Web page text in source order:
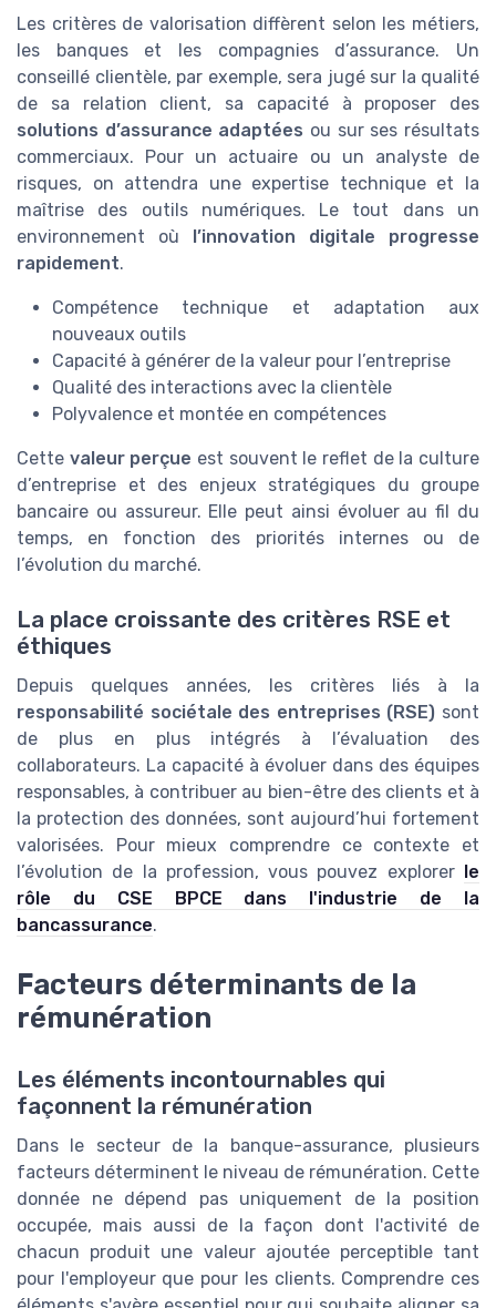
Les critères de valorisation diffèrent selon les métiers,
les banques et les compagnies d’assurance. Un
conseillé clientèle, par exemple, sera jugé sur la qualité
de sa relation client, sa capacité à proposer des
solutions d’assurance adaptées ou sur ses résultats
commerciaux. Pour un actuaire ou un analyste de
risques, on attendra une expertise technique et la
maîtrise des outils numériques. Le tout dans un
environnement où
l’innovation digitale progresse
rapidement.
Compétence technique et adaptation aux
nouveaux outils
Capacité à générer de la valeur pour l’entreprise
Qualité des interactions avec la clientèle
Polyvalence et montée en compétences
Cette valeur perçue est souvent le reflet de la culture
d’entreprise et des enjeux stratégiques du groupe
bancaire ou assureur. Elle peut ainsi évoluer au fil du
temps, en fonction des priorités internes ou de
l’évolution du marché.
La place croissante des critères RSE et
éthiques
Depuis quelques années, les critères liés à la
responsabilité sociétale des entreprises (RSE) sont
de plus en plus intégrés à l’évaluation des
collaborateurs. La capacité à évoluer dans des équipes
responsables, à contribuer au bien-être des clients et à
la protection des données, sont aujourd’hui fortement
valorisées. Pour mieux comprendre ce contexte et
l’évolution de la profession, vous pouvez explorer le
rôle du CSE BPCE dans l'industrie de la
bancassurance.
Facteurs déterminants de la
rémunération
Les éléments incontournables qui
façonnent la rémunération
Dans le secteur de la banque-assurance, plusieurs
facteurs déterminent le niveau de rémunération. Cette
donnée ne dépend pas uniquement de la position
occupée, mais aussi de la façon dont l'activité de
chacun produit une valeur ajoutée perceptible tant
pour l'employeur que pour les clients. Comprendre ces